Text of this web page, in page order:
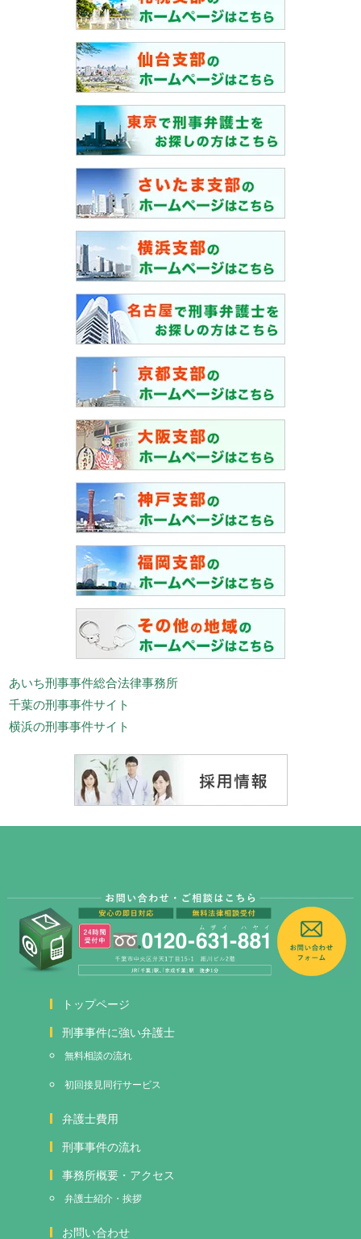
あいち刑事事件総合法律事務所
千葉の刑事事件サイト
横浜の刑事事件サイト
トップページ
刑事事件に強い弁護士
無料相談の流れ
初回接見 同行サービス
弁護士費用
刑事事件の流れ
事務所概要・アクセス
弁護士紹介・挨拶
お問い合わせ